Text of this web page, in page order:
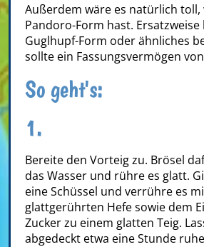
Außerdem wäre es natürlich toll,
Pandoro-Form hast.
Guglhupf-Form oder ähnliches
sollte ein Fassungsvermögen
So geht's:
1.
Bereite den Vorteig zu. Brösel
das Wasser und rühre es glatt.
eine Schüssel und verrühre es
glattgerührten Hefe sowie dem
Zucker zu einem glatten Teig.
abgedeckt etwa eine Stunde